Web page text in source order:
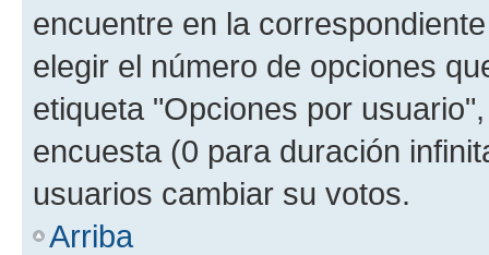
encuentre en la
elegir el número de opciones
etiqueta "Opciones por
encuesta (0 para duración
usuarios cambiar su votos.
Arriba